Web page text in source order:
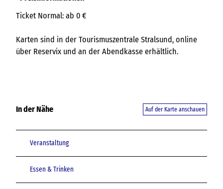
Ticket Normal: ab 0 €
Karten sind in der Tourismuszentrale Stralsund, online
über Reservix und an der Abendkasse erhältlich.
In der Nähe Auf der Karte anschauen
Veranstaltung
Essen & Trinken